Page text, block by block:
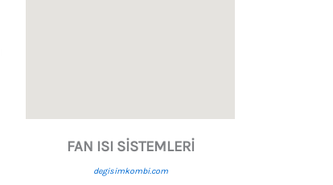
FAN ISI SİSTEMLERİ
degisimkombi.com